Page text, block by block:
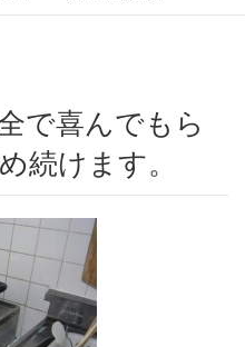
続けます。